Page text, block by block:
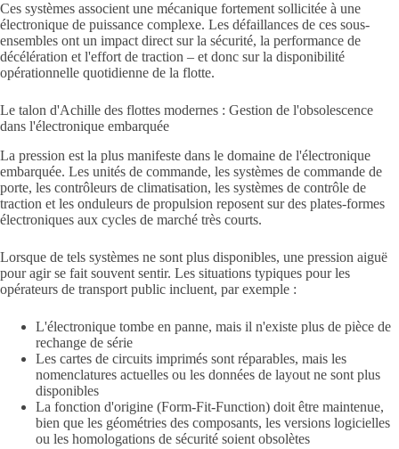
Ces systèmes associent une mécanique fortement sollicitée à une
électronique de puissance complexe. Les défaillances de ces sous-
ensembles ont un impact direct sur la sécurité, la performance de
décélération et l'effort de traction – et donc sur la disponibilité
opérationnelle quotidienne de la flotte.
Le talon d'Achille des flottes modernes : Gestion de l'obsolescence
dans l'électronique embarquée
La pression est la plus manifeste dans le domaine de l'électronique
embarquée. Les unités de commande, les systèmes de commande de
porte, les contrôleurs de climatisation, les systèmes de contrôle de
traction et les onduleurs de propulsion reposent sur des plates-formes
électroniques aux cycles de marché très courts.
Lorsque de tels systèmes ne sont plus disponibles, une pression aiguë
pour agir se fait souvent sentir. Les situations typiques pour les
opérateurs de transport public incluent, par exemple :
L'électronique tombe en panne, mais il n'existe plus de pièce de
rechange de série
Les cartes de circuits imprimés sont réparables, mais les
nomenclatures actuelles ou les données de layout ne sont plus
disponibles
La fonction d'origine (Form-Fit-Function) doit être maintenue,
bien que les géométries des composants, les versions logicielles
ou les homologations de sécurité soient obsolètes